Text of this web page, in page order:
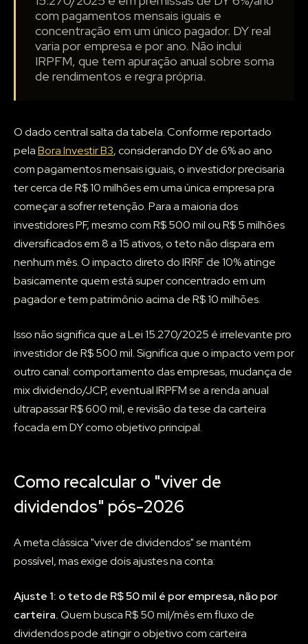
com pagamentos mensais iguais e
concentração em um único pagador. DY real
varia por empresa e por ano. Não inclui
IRPFM, que tem apuração anual sobre soma
de rendimentos e regra própria.
O dado central salta da tabela. Conforme reportado
pelaBora Investir B3, considerando DY de 6% ao ano
com pagamentos mensais iguais, o investidor precisaria
ter cerca de R$ 10 milhões em uma única empresa pra
começar a sofrer retenção. Para a maioria dos
investidores PF, mesmo com R$ 500 mil ou R$ 5 milhões
diversificados em 8 a 15 ativos, o teto não dispara em
nenhum mês. O impacto direto do IRRF de 10% atinge
basicamente quem está super concentrado em um
pagador e tem patrimônio acima de R$ 10 milhões.
Isso não significa que a Lei 15.270/2025 é irrelevante pro
investidor de R$ 500 mil. Significa que o impacto vem por
outro canal: comportamento das empresas, mudança de
mix dividendo/JCP, eventual IRPFM se a renda anual
ultrapassar R$ 600 mil, e revisão da tese da carteira
focada em DY como objetivo principal.
Como recalcular o "viver de
dividendos" pós-2026
A meta clássica "viver de dividendos" se mantém
possível, mas exige dois ajustes na conta:
Ajuste 1: o teto de R$ 50 mil é por empresa, não por
carteira.Quem busca R$ 50 mil/mês em fluxo de
dividendos pode atingir o objetivo com carteira